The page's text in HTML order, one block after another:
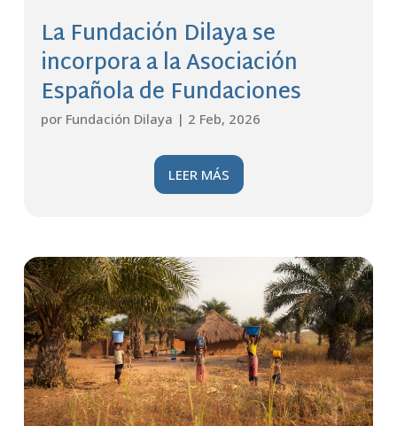
La Fundación Dilaya se
incorpora a la Asociación
Española de Fundaciones
por Fundación Dilaya | 2 Feb, 2026
LEER MÁS